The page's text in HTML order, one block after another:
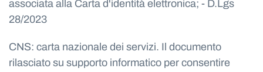
associata alla Carta d'identità elettronica; - D.Lgs
28/2023
CNS: carta nazionale dei servizi. Il documento
rilasciato su supporto informatico per consentire